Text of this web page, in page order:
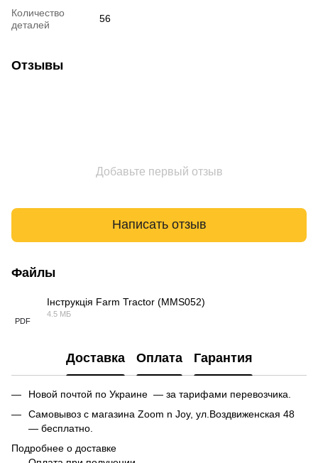
Количество
деталей
56
Отзывы
Добавьте первый отзыв
Написать отзыв
Файлы
PDF
Інструкція Farm Tractor (MMS052)
4.5 МБ
Доставка Оплата Гарантия
Новой почтой по Украине — за тарифами перевозчика.
Самовывоз с магазина Zoom n Joy, ул.Воздвиженская 48
— бесплатно.
Подробнее о доставке